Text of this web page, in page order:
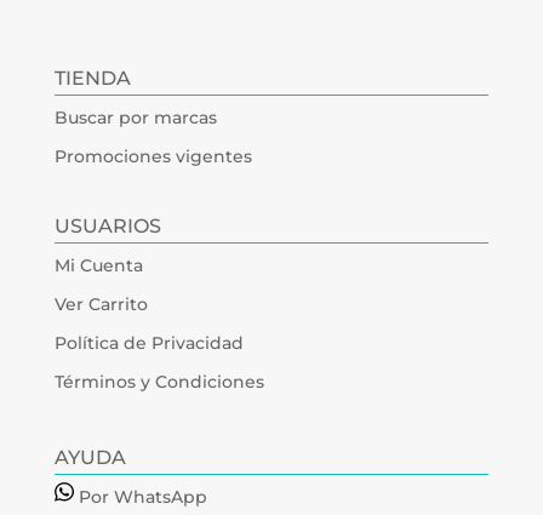
TIENDA
Buscar por marcas
Promociones vigentes
USUARIOS
Mi Cuenta
Ver Carrito
Política de Privacidad
Términos y Condiciones
AYUDA
Por WhatsApp